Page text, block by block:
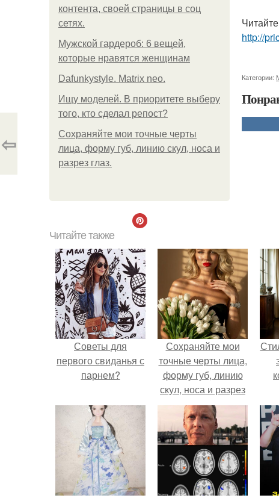
контента, своей страницы в соц
сетях.
Мужской гардероб: 6 вещей,
которые нравятся женщинам
Dafunkystyle. Matrix neo.
Ищу моделей. В приоритете выберу
того, кто сделал репост?
Сохраняйте мои точные черты
лица, форму губ, линию скул, носа и
разрез глаз.
http://
Категории:
⇦
Читайте также
Советы для
первого свиданья с
парнем?
Сохраняйте мои
точные черты лица,
форму губ, линию
скул, носа и разрез
глаз.